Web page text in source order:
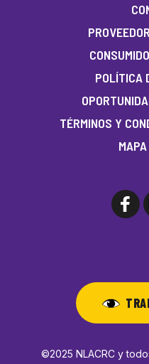
POLÍTICA
TÉRMINOS Y
©2025 NLACRC y